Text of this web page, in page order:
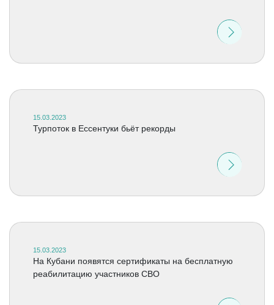
15.03.2023
Турпоток в Ессентуки бьёт рекорды
15.03.2023
На Кубани появятся сертификаты на бесплатную
реабилитацию участников СВО